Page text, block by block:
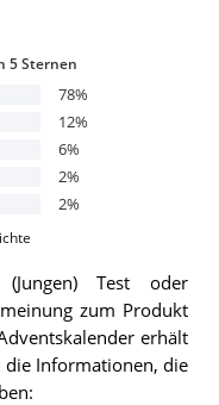
5 Sternen
78%
12%
6%
2%
2%
Test oder
zum Produkt
erhält
die Informationen, die